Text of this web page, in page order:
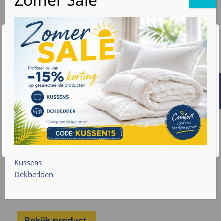
Wij waarderen uw privacy
We gebruiken cookies om uw browse-ervaring te
verbeteren, gepersonaliseerde advertenties of inhoud
weer te geven en ons verkeer te analyseren. Door op
"Alles accepteren" te klikken, gaat u akkoord met ons
gebruik van cookies. Lees meer informatie over hoe we
met uw gegevens omgaan op onze privacy policy pagina .
Cookie instellingen
Accepteren
v.a.€89
Castella Atlas latex kussen zacht 14cm
Hoes wasbaar op 60gr
Kussens
Dekbedden